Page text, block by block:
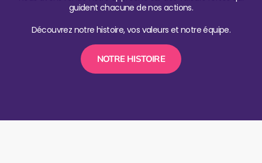
guident chacune de nos actions.
Découvrez notre histoire, vos valeurs et notre équipe.
NOTRE HISTOIRE